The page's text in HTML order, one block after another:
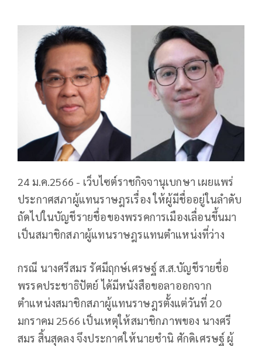
24 ม.ค.2566 - เว็บไซต์ราชกิจจานุเบกษา เผยแพร่
ประกาศสภาผู้แทนราษฎรเรื่อง ให้ผู้มีชื่ออยู่ในลำดับ
ถัดไปในบัญชีรายชื่อของพรรคการเมืองเลื่อนขึ้นมา
เป็นสมาชิกสภาผู้แทนราษฎรแทนตำแหน่งที่ว่าง
กรณี นางศรีสมร รัศมีฤกษ์เศรษฐ์ ส.ส.บัญชีรายชื่อ
พรรคประชาธิปัตย์ ได้มีหนังสือขอลาออกจาก
ตำแหน่งสมาชิกสภาผู้แทนราษฎรตั้งแต่วันที่ 20
มกราคม 2566 เป็นเหตุให้สมาชิกภาพของ นางศรี
สมร สิ้นสุดลง จึงประกาศให้นายชำนิ ศักดิเศรษฐ์ ผู้